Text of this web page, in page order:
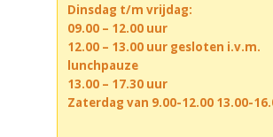
Dinsdag t/m vrijdag:
09.00 – 12.00 uur
12.00 – 13.00 uur gesloten i.v.m.
lunchpauze
13.00 – 17.30 uur
Zaterdag van 9.00-12.00 13.00-